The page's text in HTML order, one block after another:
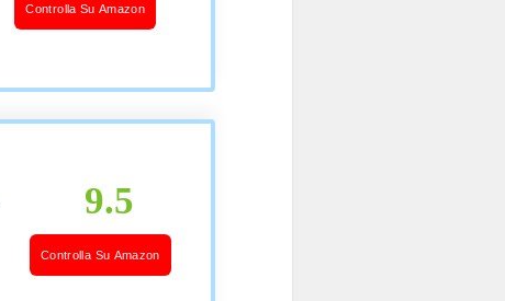
Controlla Su Amazon
9.5
Controlla Su Amazon